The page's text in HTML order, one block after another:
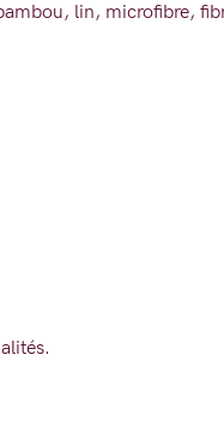
lin, microfibre,